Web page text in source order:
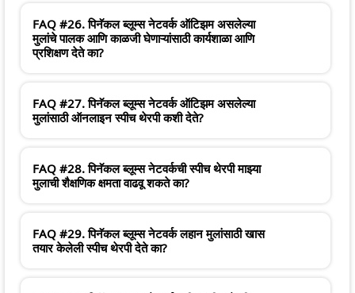
FAQ #26. पिनॅकल ब्लूम्स नेटवर्क ऑटिझम असलेल्या
मुलांचे पालक आणि काळजी घेणाऱ्यांसाठी कार्यशाळा आणि
प्रशिक्षण देते का?
FAQ #27. पिनॅकल ब्लूम्स नेटवर्क ऑटिझम असलेल्या
मुलांसाठी ऑनलाइन स्पीच थेरपी कशी देते?
FAQ #28. पिनॅकल ब्लूम्स नेटवर्कची स्पीच थेरपी माझ्या
मुलाची शैक्षणिक क्षमता वाढवू शकते का?
FAQ #29. पिनॅकल ब्लूम्स नेटवर्क लहान मुलांसाठी खास
तयार केलेली स्पीच थेरपी देते का?